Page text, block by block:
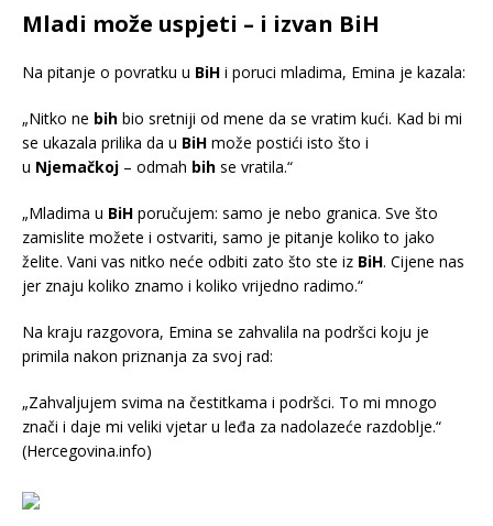
Mladi može uspjeti – i izvan BiH
Na pitanje o povratku u BiH i poruci mladima, Emina je kazala:
„Nitko ne bih bio sretniji od mene da se vratim kući. Kad bi mi
se ukazala prilika da u BiH može postići isto što i
u Njemačkoj – odmah bih se vratila.“
„Mladima u BiH poručujem: samo je nebo granica. Sve što
zamislite možete i ostvariti, samo je pitanje koliko to jako
želite. Vani vas nitko neće odbiti zato što ste iz BiH. Cijene nas
jer znaju koliko znamo i koliko vrijedno radimo.“
Na kraju razgovora, Emina se zahvalila na podršci koju je
primila nakon priznanja za svoj rad:
„Zahvaljujem svima na čestitkama i podršci. To mi mnogo
znači i daje mi veliki vjetar u leđa za nadolazeće razdoblje.“
(Hercegovina.info)